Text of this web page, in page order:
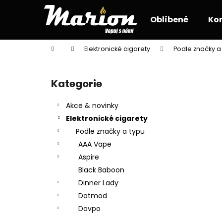
Oblíbené
Domů Elektronické cigarety Podle značky
Přeskočit
kategorie
Kategorie
Akce & novinky
Elektronické cigarety
Podle značky a typu
AAA Vape
Aspire
Black Baboon
Dinner Lady
Dotmod
Dovpo
í
Zpět
do
Zpět
do